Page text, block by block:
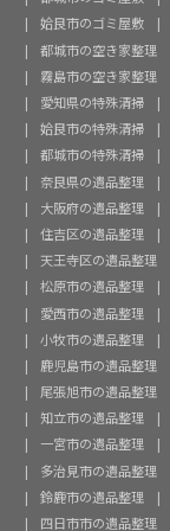
姶良市のゴミ屋敷
都城市の空き家整理
霧島市の空き家整理
愛知県の特殊清掃
姶良市の特殊清掃
都城市の特殊清掃
奈良県の遺品整理
大阪府の遺品整理
住吉区の遺品整理
天王寺区の遺品整理
松原市の遺品整理
愛西市の遺品整理
小牧市の遺品整理
鹿児島市の遺品整理
尾張旭市の遺品整理
知立市の遺品整理
一宮市の遺品整理
多治見市の遺品整理
鈴鹿市の遺品整理
四日市市の遺品整理